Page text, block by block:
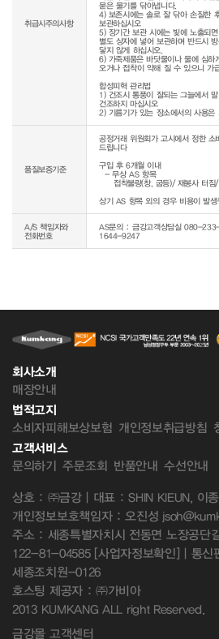
취급시주의사항
묻은 물기를 닦아냅니다.
4) 보존시에는 솔로 잘 닦아 손질한
보관하십시오
5) 장기간 보관 시에는 빛에 노출되
별도 상자에 넣어 보관하며 반드시
닿지 않게 하십시오.
6) 가죽제품은 바닷물이나 물에 심하
오거나 접착이 약해 질 수 있으니 가
합성피혁 관리법
1) 건조시 통풍이 잘되는 그늘에서
건조하지 마십시오
2) 기름기가 있는 장소에서의 사용은
품질보증기준
공정거래 위원회가 고시에서 정한 소
드립니다
구입 후 6개월 이내
  - 무상 AS 항목
상기 AS 항목 외의 경우 비용이 발생
A/S 책임자와
전화번호
AS문의 : 금강고객상담실 080-
1644-9247
회사소개
매장안내
법적고지
소비자피해보상보험 개인정보취급방침
고객서비스
문의하기 주문조회 반품안내 수선안내
상호 : ㈜금강 | 대표 : SHIN KIEUN, 이
개인정보보호책임자 : 오진성
주소 : 세종특별자치시 전동면 노장공단
122-81-04585 [사업자정보확인] | 통신
세종조치원-0126
호스팅 제공자 : ㈜가비아
2013 KUMKANG ALL right Reserved.
금강몰 고객센터